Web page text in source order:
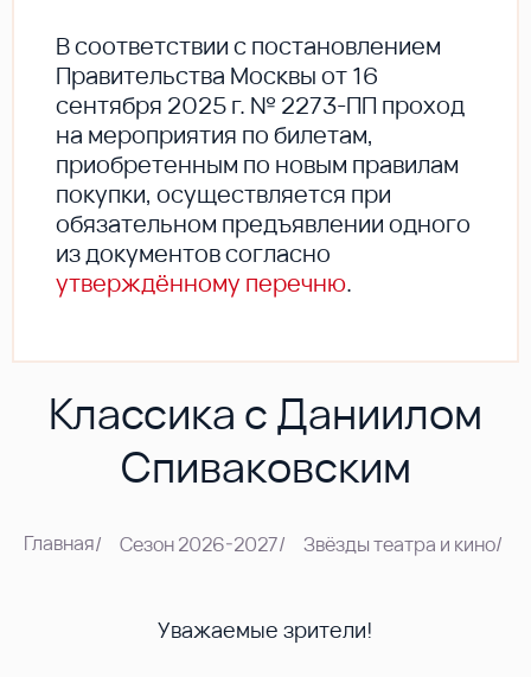
В соответствии с постановлением
Правительства Москвы от 16
сентября 2025 г. № 2273-ПП проход
на мероприятия по билетам,
приобретенным по новым правилам
покупки, осуществляется при
обязательном предъявлении одного
из документов согласно
утверждённому перечню.
Классика с Даниилом
Спиваковским
Главная/ Сезон 2026-2027/ Звёзды театра и кино/
Уважаемые зрители!